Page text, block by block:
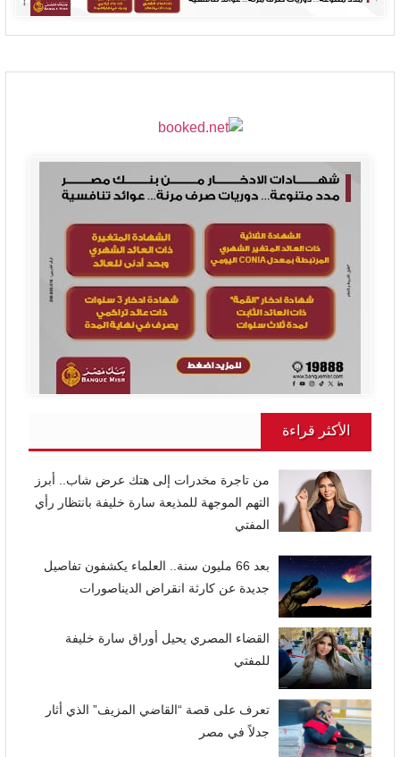
الأكثر قراءة
من تاجرة مخدرات إلى هتك عرض شاب.. أبرز
التهم الموجهة للمذيعة سارة خليفة بانتظار رأي
المفتي
بعد 66 مليون سنة.. العلماء يكشفون تفاصيل
جديدة عن كارثة انقراض الديناصورات
القضاء المصري يحيل أوراق سارة خليفة
للمفتي
تعرف على قصة “القاضي المزيف” الذي أثار
جدلاً في مصر